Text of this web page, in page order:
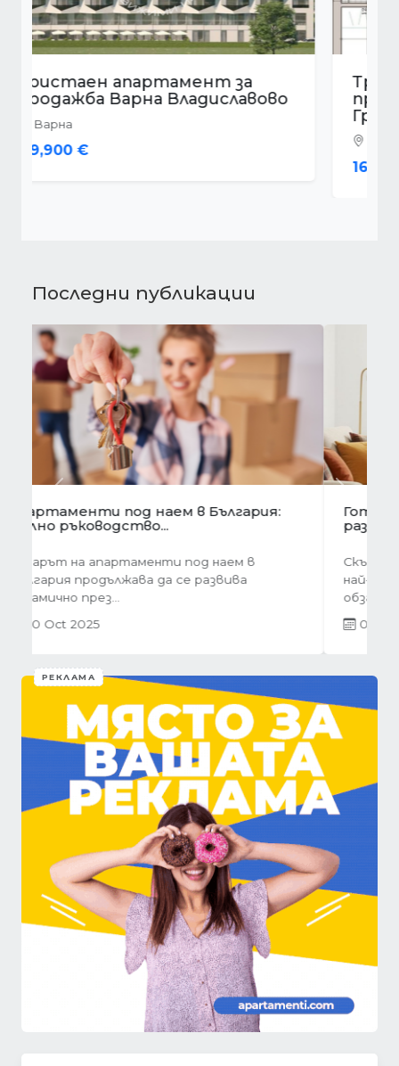
Тристаен апартамент за
продажба Варна Кайсиева
Варна
Последни публикации
Готови завеси за хол на една ръка
разстояние
Скъпи дами, нека си признаем, че понякога
най-голямото предизвикателство в
обзавеждането...
01 Oct 2025
РЕКЛАМА